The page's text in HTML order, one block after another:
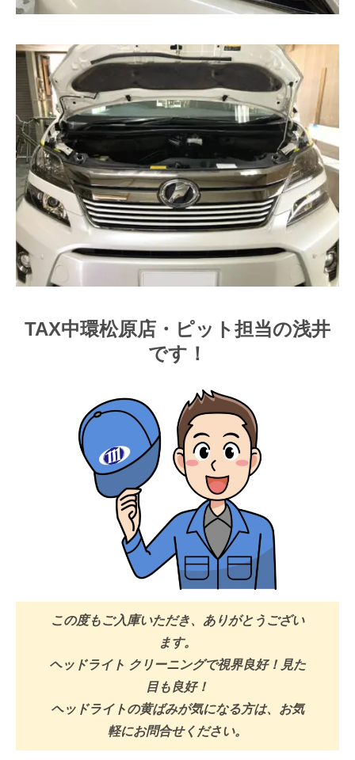
TAX中環松原店・ピット担当の浅井
です！
この度もご入庫いただき、ありがとうござい
ます。
ヘッドライト クリーニングで視界良好！見た
目も良好！
ヘッドライトの黄ばみが気になる方は、お気
軽にお問合せください。